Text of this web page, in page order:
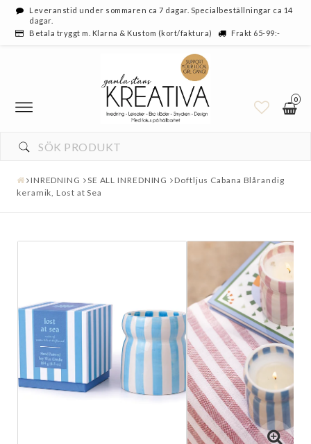
Leveranstid under sommaren ca 7 dagar. Specialbeställningar ca 14
dagar.
Betala tryggt m. Klarna & Kustom (kort/faktura)
Frakt 65-99:-
0
INREDNING SE ALL INREDNING
Doftljus Cabana Blårandig
keramik, Lost at Sea